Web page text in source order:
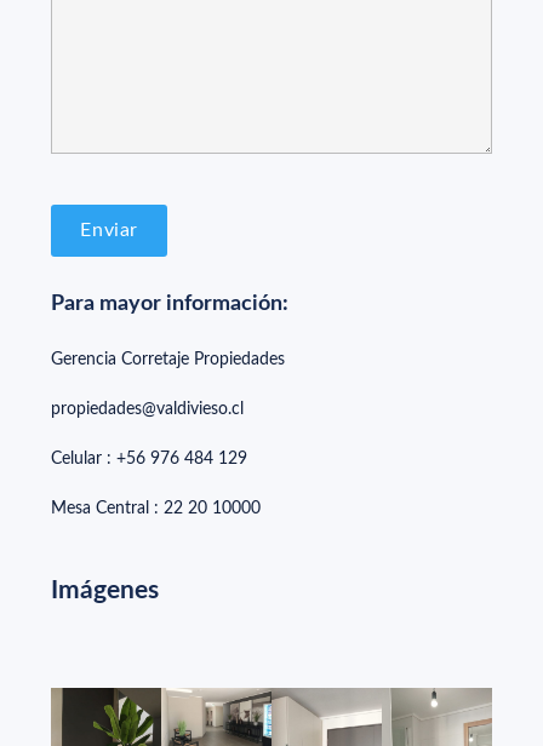
Para mayor información:
Gerencia Corretaje Propiedades
propiedades@valdivieso.cl
Celular : +56 976 484 129
Mesa Central : 22 20 10000
Imágenes